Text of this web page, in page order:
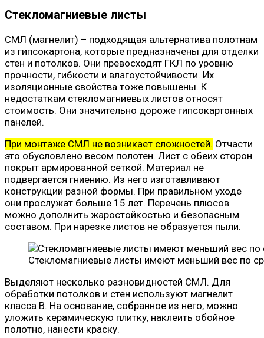
Стекломагниевые листы
СМЛ (магнелит) – подходящая альтернатива полотнам
из гипсокартона, которые предназначены для отделки
стен и потолков. Они превосходят ГКЛ по уровню
прочности, гибкости и влагоустойчивости. Их
изоляционные свойства тоже повышены. К
недостаткам стекломагниевых листов относят
стоимость. Они значительно дороже гипсокартонных
панелей.
При монтаже СМЛ не возникает сложностей. Отчасти
это обусловлено весом полотен. Лист с обеих сторон
покрыт армированной сеткой. Материал не
подвергается гниению. Из него изготавливают
конструкции разной формы. При правильном уходе
они прослужат больше 15 лет. Перечень плюсов
можно дополнить жаростойкостью и безопасным
составом. При нарезке листов не образуется пыли.
Стекломагниевые листы имеют меньший вес по
Выделяют несколько разновидностей СМЛ. Для
обработки потолков и стен используют магнелит
класса В. На основание, собранное из него, можно
уложить керамическую плитку, наклеить обойное
полотно, нанести краску.